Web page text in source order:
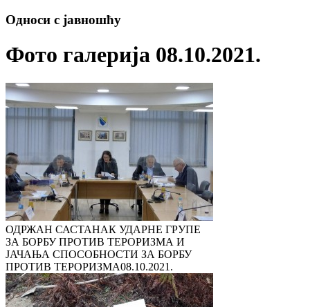
Односи с јавношћу
Фото галерија 08.10.2021.
ОДРЖАН САСТАНАК УДАРНЕ ГРУПЕ
ЗА БОРБУ ПРОТИВ ТЕРОРИЗМА И
ЈАЧАЊА СПОСОБНОСТИ ЗА БОРБУ
ПРОТИВ ТЕРОРИЗМА08.10.2021.